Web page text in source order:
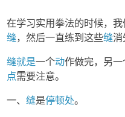
在学习实用拳法的时候，
缝，然后一直练到这些缝消
缝就是一个动作做完，另一
点需要注意。
一、缝是停顿处。